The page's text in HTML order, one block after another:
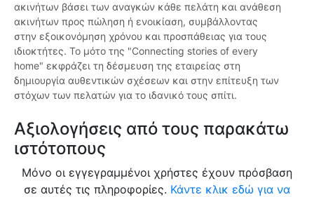
ακινήτων βάσει των αναγκών κάθε πελάτη και ανάθεση
ακινήτων προς πώληση ή ενοικίαση, συμβάλλοντας
στην εξοικονόμηση χρόνου και προσπάθειας για τους
ιδιοκτήτες. Το μότο της "Connecting stories of every
home" εκφράζει τη δέσμευση της εταιρείας στη
δημιουργία αυθεντικών σχέσεων και στην επίτευξη των
στόχων των πελατών για το ιδανικό τους σπίτι.
Αξιολογήσεις από τους παρακάτω
ιστότοπους
Μόνο οι εγγεγραμμένοι χρήστες έχουν πρόσβαση
σε αυτές τις πληροφορίες. Κάντε κλικ εδώ για να